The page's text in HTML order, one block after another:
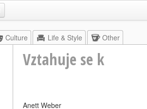
Culture Life & Style Other
Vztahuje se k
Anett Weber